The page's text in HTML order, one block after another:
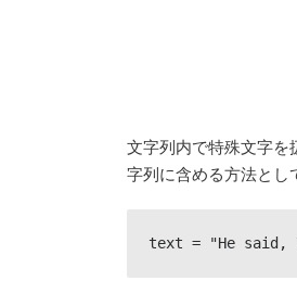
文字列内で特殊文字を
字列に含める方法とし
text = "He said,